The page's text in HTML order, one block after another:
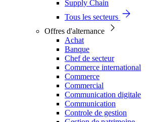
Supply Chain
Tous les secteurs
Offres d'alternance
Achat
Banque
Chef de secteur
Commerce international
Commerce
Commercial
Communication digitale
Communication
Controle de gestion